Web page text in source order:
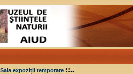
Sala expoziții temporare ::..